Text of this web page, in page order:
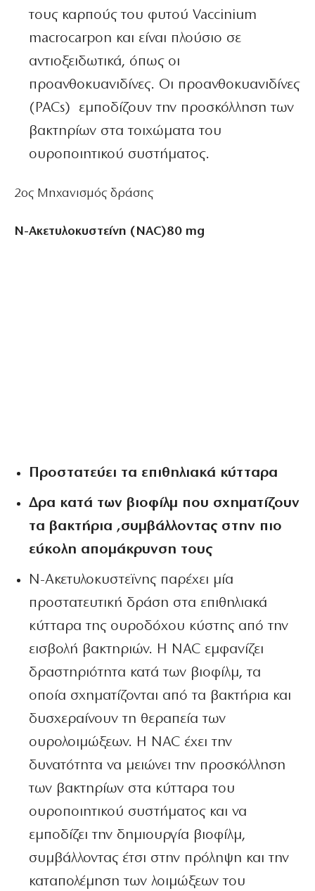
τους καρπούς του φυτού Vaccinium
macrocarpon και είναι πλούσιο σε
αντιοξειδωτικά, όπως οι
προανθοκυανιδίνες. Οι προανθοκυανιδίνες
(PACs) εμποδίζουν την προσκόλληση των
βακτηρίων στα τοιχώματα του
ουροποιητικού συστήματος.
2οςΜηχανισμός δράσης
N-Aκετυλοκυστείνη (ΝAC)80 mg
Προστατεύει τα επιθηλιακά κύτταρα
Δρα κατά των βιοφίλμ που σχηματίζουν
τα βακτήρια ,συμβάλλοντας στην πιο
εύκολη απομάκρυνση τους
Ν-Ακετυλοκυστεϊνης παρέχει μία
προστατευτική δράση στα επιθηλιακά
κύτταρα της ουροδόχου κύστης από την
εισβολή βακτηριών. Η NAC εμφανίζει
δραστηριότητα κατά των βιοφίλμ, τα
οποία σχηματίζονται από τα βακτήρια και
δυσχεραίνουν τη θεραπεία των
ουρολοιμώξεων. Η NAC έχει την
δυνατότητα να μειώνει την προσκόλληση
των βακτηρίων στα κύτταρα του
ουροποιητικού συστήματος και να
εμποδίζει την δημιουργία βιοφίλμ,
συμβάλλοντας έτσι στην πρόληψη και την
καταπολέμηση των λοιμώξεων του